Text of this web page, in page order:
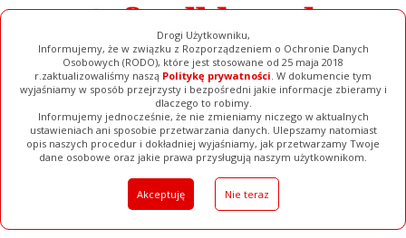
Drogi Użytkowniku,
Informujemy, że w związku z Rozporządzeniem o Ochronie Danych
Osobowych (RODO), które jest stosowane od 25 maja 2018
r.zaktualizowaliśmy naszą Politykę prywatności. W dokumencie tym
wyjaśniamy w sposób przejrzysty i bezpośredni jakie informacje zbieramy i
dlaczego to robimy.
Informujemy jednocześnie, że nie zmieniamy niczego w aktualnych
ustawieniach ani sposobie przetwarzania danych. Ulepszamy natomiast
opis naszych procedur i dokładniej wyjaśniamy, jak przetwarzamy Twoje
dane osobowe oraz jakie prawa przysługują naszym użytkownikom.
Akceptuję Nie teraz
Ogłoszenia Filmy Galerie Baza Firm Pełna Wersja